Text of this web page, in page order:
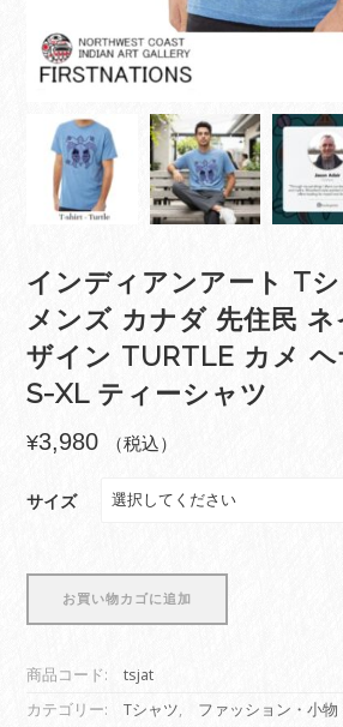
インディアンアート T
メンズ カナダ 先住民
ザイン TURTLE カメ ヘ
S-XL ティーシャツ
¥3,980 （税込）
サイズ
ア
ン
お買い物カゴに追加
商品コード:
tsjat
カテゴリー:
Tシャツ, ファッション・小物